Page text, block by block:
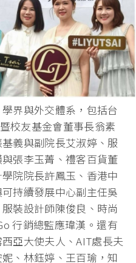
界與外交體系，包括台
校友基金會董事長翁素
義與副院長艾淑婷、服
張李玉菁、禮客百貨董
院院長許鳳玉、香港中
持續發展中心副主任吳
裝設計師陳俊良、時尚
行銷總監應瑋漢。還有
亞大使夫人、AIT處長夫
、林鈺婷、王百瑜，知